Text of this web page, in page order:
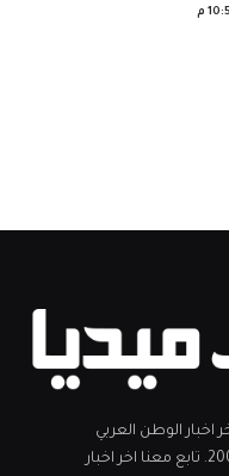
اخبار الوطن العربي
والشرق الأوسط والعالم، تأسست عام 2002. تابع معنا اخر اخبار